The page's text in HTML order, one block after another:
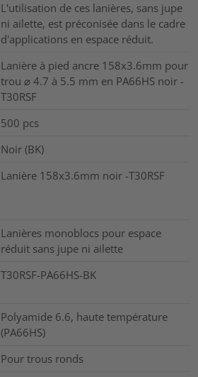
L'utilisation de ces lanières, sans jupe
ni ailette, est préconisée dans le cadre
d'applications en espace réduit.
Lanière à pied ancre 158x3.6mm pour
trou ⌀ 4.7 à 5.5 mm en PA66HS noir -
T30RSF
500 pcs
Noir (BK)
Lanière 158x3.6mm noir -T30RSF
Lanières monoblocs pour espace
réduit sans jupe ni ailette
T30RSF-PA66HS-BK
Polyamide 6.6, haute température
(PA66HS)
Pour trous ronds